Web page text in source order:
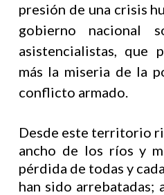
presión de una crisis
gobierno nacional
asistencialistas, que
más la miseria de la
conflicto armado.
Desde este territorio
ancho de los ríos y
pérdida de todas y
han sido arrebatadas;